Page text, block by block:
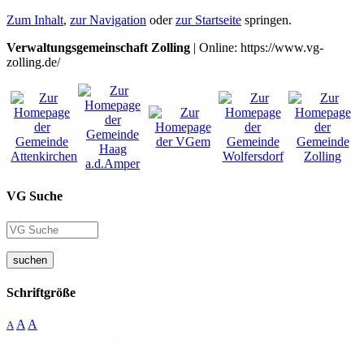
Zum Inhalt, zur Navigation oderzur Startseite springen.
Verwaltungsgemeinschaft Zolling | Online: https://www.vg-
zolling.de/
VG Suche
suchen
Schriftgröße
A A A